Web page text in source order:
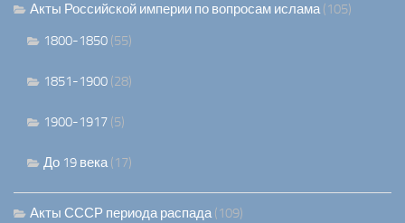
Акты Российской империи по вопросам ислама(105)
1800-1850 (55)
1851-1900 (28)
1900-1917 (5)
До 19 века(17)
Акты СССР периода распада(109)